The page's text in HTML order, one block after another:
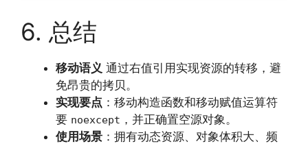
6. 总结
移动语义 通过右值引用实现资源的转移，避
免昂贵的拷贝。
实现要点 ：移动构造函数和移动赋值运算符
要 noexcept ，并正确置空源对象。
使用场景 ：拥有动态资源、对象体积大、频